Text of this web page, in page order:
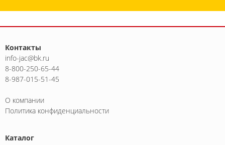
Контакты
info-jac@bk.ru
8-800-250-65-44
8-987-015-51-45
О компании
Политика конфиденциальности
Каталог